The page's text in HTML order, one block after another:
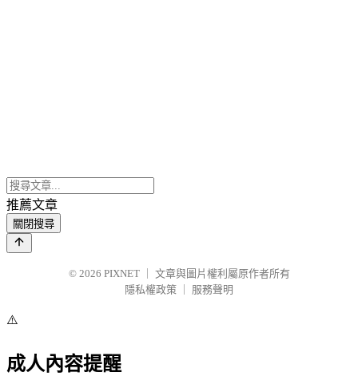
推薦文章
關閉搜尋
© 2026 PIXNET
文章與圖片權利屬原作者所有
隱私權政策
服務聲明
⚠️
成人內容提醒